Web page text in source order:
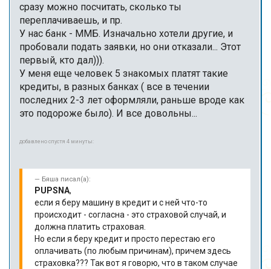
сразу можно посчитать, сколько ты
переплачиваешь, и пр.
У нас банк - ММБ. Изначально хотели другие, и
пробовали подать заявки, но они отказали... Этот
первый, кто дал))).
У меня еще человек 5 знакомых платят такие
кредиты, в разных банках ( все в течении
последних 2-3 лет оформляли, раньше вроде как
это подороже было). И все довольны...
добавлено спустя 4 минуты:
Бяша писал(а):
PUPSNA,
если я беру машину в кредит и с ней что-то
происходит - согласна - это страховой случай, и
должна платить страховая.
Но если я беру кредит и просто перестаю его
оплачивать (по любым причинам), причем здесь
страховка??? Так вот я говорю, что в таком случае